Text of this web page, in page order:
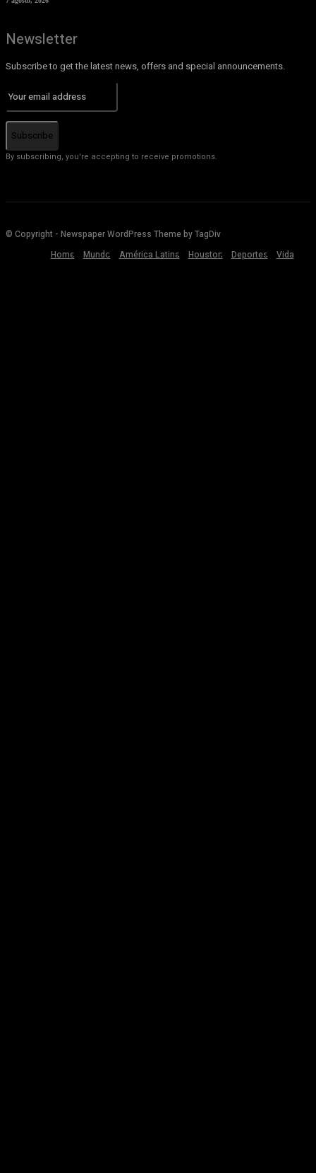
Newsletter
Subscribe to get the latest news, offers and special announcements.
Subscribe
By subscribing, you're accepting to receive promotions.
© Copyright - Newspaper WordPress Theme by TagDiv
Home
Mundo América Latina Houston Deportes Vida